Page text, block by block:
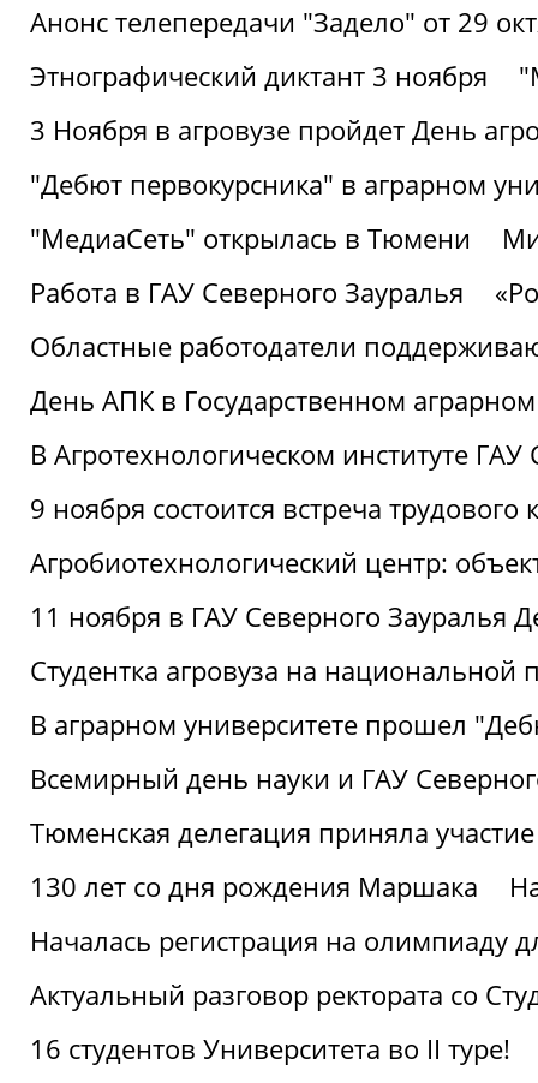
Анонс телепередачи "Задело" от 29
Этнографический диктант 3 ноября
3 Ноября в агровузе пройдет День
"Дебют первокурсника" в аграрном
"МедиаСеть" открылась в Тюмени
Работа в ГАУ Северного Зауралья
Областные работодатели
День АПК в Государственном
В Агротехнологическом институте
9 ноября состоится встреча трудового
Агробиотехнологический центр:
11 ноября в ГАУ Северного Зауралья
Студентка агровуза на национальной
В аграрном университете прошел
Всемирный день науки и ГАУ
Тюменская делегация приняла
130 лет со дня рождения Маршака
Началась регистрация на олимпиаду
Актуальный разговор ректората со
16 студентов Университета во II туре!